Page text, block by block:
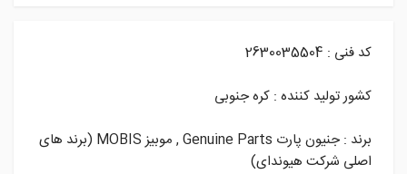
کد فنی : 2630035504
کشور تولید کننده : کره جنوبی
برند : جنیون پارت Genuine Parts , موبیز MOBIS (برند های
اصلی شرکت هیوندای)